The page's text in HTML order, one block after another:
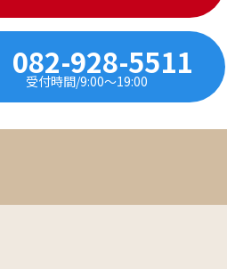
082-928-5511
受付時間/9:00〜19:00